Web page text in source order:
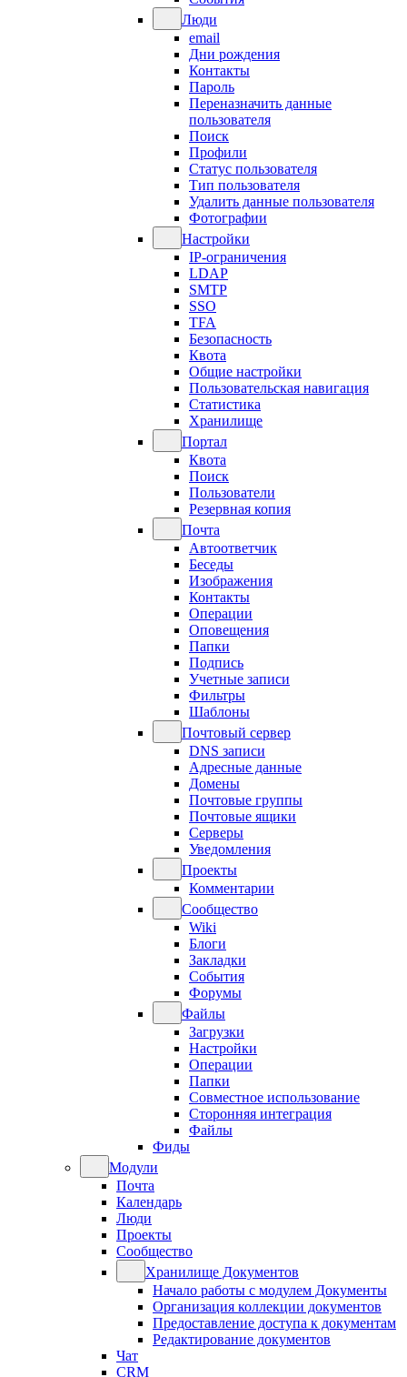
Люди
email
Дни рождения
Контакты
Пароль
Переназначить данные
пользователя
Поиск
Профили
Статус пользователя
Тип пользователя
Удалить данные пользователя
Фотографии
Настройки
IP-ограничения
LDAP
SMTP
SSO
TFA
Безопасность
Квота
Общие настройки
Пользовательская навигация
Статистика
Хранилище
Портал
Квота
Поиск
Пользователи
Резервная копия
Почта
Автоответчик
Беседы
Изображения
Контакты
Операции
Оповещения
Папки
Подпись
Учетные записи
Фильтры
Шаблоны
Почтовый сервер
DNS записи
Адресные данные
Домены
Почтовые группы
Почтовые ящики
Серверы
Уведомления
Проекты
Комментарии
Сообщество
Wiki
Блоги
Закладки
События
Форумы
Файлы
Загрузки
Настройки
Операции
Папки
Совместное использование
Сторонняя интеграция
Файлы
Фиды
Модули
Почта
Календарь
Люди
Проекты
Сообщество
Хранилище Документов
Начало работы с модулем Документы
Организация коллекции документов
Предоставление доступа к документам
Редактирование документов
Чат
CRM